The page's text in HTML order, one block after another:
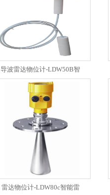
导波雷达物位计-LDW50B智
雷达物位计-LDW80c智能雷